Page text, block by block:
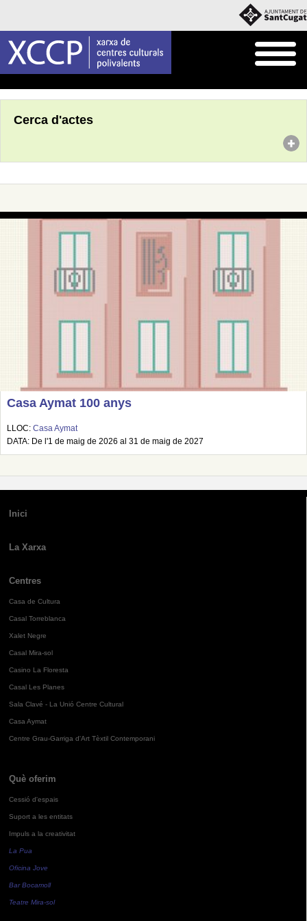
Cerca d'actes
Casa Aymat 100 anys
LLOC: Casa Aymat
DATA: De l'1 de maig de 2026 al 31 de maig de 2027
Inici
La Xarxa
Centres
Casa de Cultura
Casal Torreblanca
Xalet Negre
Casal Mira-sol
Casino La Floresta
Casal Les Planes
Sala Clavé - La Unió Centre Cultural
Casa Aymat
Centre Grau-Garriga d'Art Tèxtil Contemporani
Què oferim
Cessió d'espais
Suport a les entitats
Impuls a la creativitat
La Pua
Oficina Jove
Bar Bocamoll
Teatre Mira-sol